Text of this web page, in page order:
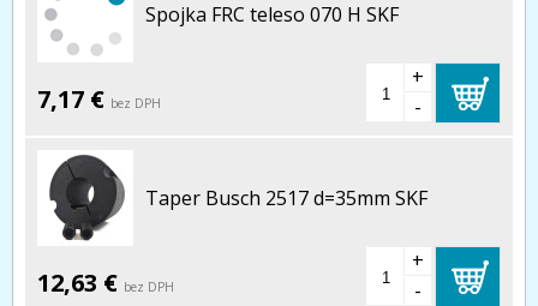
Spojka FRC teleso 070 H SKF
7,17 € bez DPH
+
-
Taper Busch 2517 d=35mm SKF
12,63 € bez DPH
+
-